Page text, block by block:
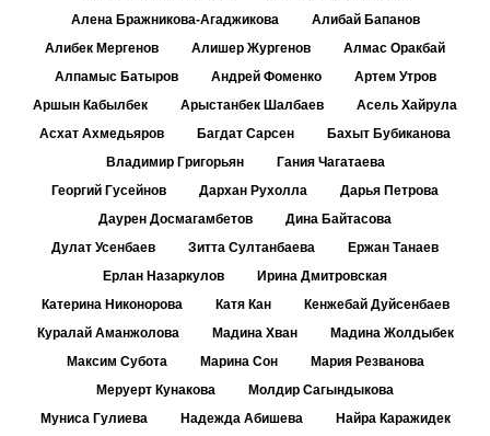
Алена Бражникова-Агаджикова
Алибай Бапанов
Алибек Мергенов
Алишер Жургенов
Алмас Оракбай
Алпамыс Батыров
Андрей Фоменко
Артем Утров
Аршын Кабылбек
Арыстанбек Шалбаев
Асель Хайрула
Асхат Ахмедьяров
Багдат Сарсен
Бахыт Бубиканова
Владимир Григорьян
Гания Чагатаева
Георгий Гусейнов
Дархан Рухолла
Дарья Петрова
Даурен Досмагамбетов
Дина Байтасова
Дулат Усенбаев
Зитта Султанбаева
Ержан Танаев
Ерлан Назаркулов
Ирина Дмитровская
Катерина Никонорова
Катя Кан
Кенжебай Дуйсенбаев
Куралай Аманжолова
Мадина Хван
Мадина Жолдыбек
Максим Субота
Марина Сон
Мария Резванова
Меруерт Кунакова
Молдир Сагындыкова
Муниса Гулиева
Надежда Абишева
Найра Каражидек